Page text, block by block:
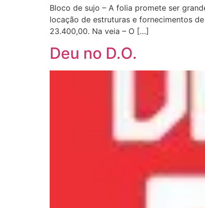
Bloco de sujo – A folia promete ser
locação de estruturas e fornecimentos
23.400,00. Na veia – O […]
Deu no D.O.